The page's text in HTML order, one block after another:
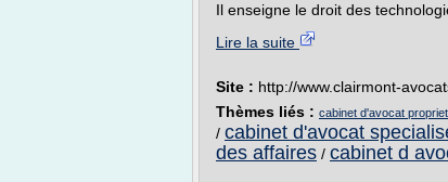
Il enseigne le droit des
Lire la suite
Site : http://www.clairmont-
Thèmes liés : cabinet d'avocat
/ cabinet d'avocat
des affaires / cabinet d